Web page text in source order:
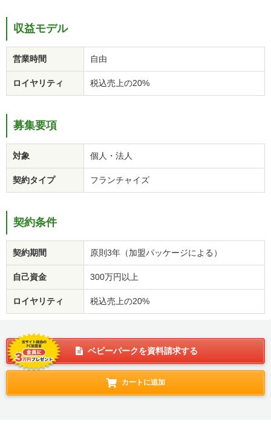
収益モデル
営業時間 自由
ロイヤリティ 税込売上の20%
募集要項
対象 個人・法人
契約タイプ フランチャイズ
契約条件
契約期間 原則3年（加盟パッケージによる）
自己資金 300万円以上
ロイヤリティ 税込売上の20%
ベビーパークを資料請求する
カートに追加